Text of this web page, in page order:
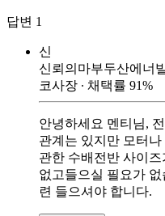
답변 1
신
신뢰의마부두산에너
코사장 ∙ 채택률 91%
안녕하세요 멘티님,
관계는 있지만 모터
관한 수배전반 사이즈
없고들으실 필요가
련 들으셔야 합니다.